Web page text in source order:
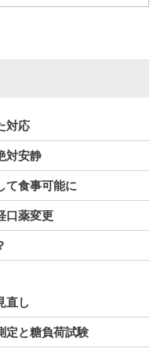
対応
対安静
食事可能に
口薬変更
直し
定と糖負荷試験